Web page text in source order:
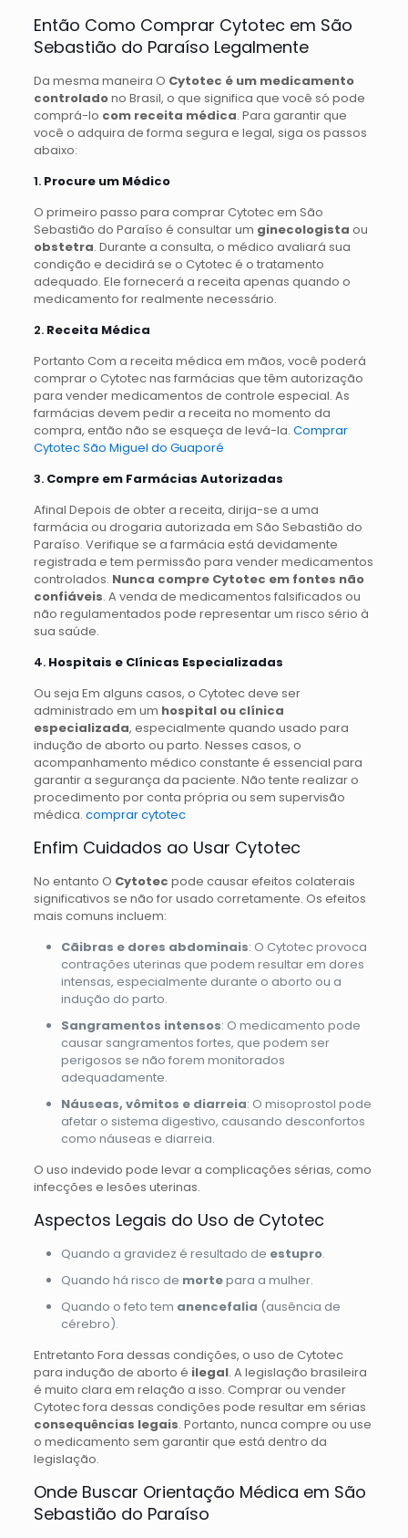
Então Como Comprar Cytotec em São
Sebastião do Paraíso Legalmente
Da mesma maneira O Cytotec é um medicamento
controladono Brasil, o que significa que você só pode
comprá-lo com receita médica. Para garantir que
você o adquira de forma segura e legal, siga os passos
abaixo:
1. Procure um Médico
O primeiro passo para comprar Cytotec em São
Sebastião do Paraíso é consultar um ginecologista ou
obstetra. Durante a consulta, o médico avaliará sua
condição e decidirá se o Cytotec é o tratamento
adequado. Ele fornecerá a receita apenas quando o
medicamento for realmente necessário.
2. Receita Médica
Portanto Com a receita médica em mãos, você poderá
comprar o Cytotec nas farmácias que têm autorização
para vender medicamentos de controle especial. As
farmácias devem pedir a receita no momento da
compra, então não se esqueça de levá-la. Comprar
Cytotec São Miguel do Guaporé
3. Compre em Farmácias Autorizadas
Afinal Depois de obter a receita, dirija-se a uma
farmácia ou drogaria autorizada em São Sebastião do
Paraíso. Verifique se a farmácia está devidamente
registrada e tem permissão para vender medicamentos
controlados. Nunca compre Cytotec em fontes não
confiáveis. A venda de medicamentos falsificados ou
não regulamentados pode representar um risco sério à
sua saúde.
4. Hospitais e Clínicas Especializadas
Ou seja Em alguns casos, o Cytotec deve ser
administrado em um hospital ou clínica
especializada, especialmente quando usado para
indução de aborto ou parto. Nesses casos, o
acompanhamento médico constante é essencial para
garantir a segurança da paciente. Não tente realizar o
procedimento por conta própria ou sem supervisão
médica. comprar cytotec
Enfim Cuidados ao Usar Cytotec
No entanto O Cytotec pode causar efeitos colaterais
significativos se não for usado corretamente. Os efeitos
mais comuns incluem:
Cãibras e dores abdominais: O Cytotec provoca
contrações uterinas que podem resultar em dores
intensas, especialmente durante o aborto ou a
indução do parto.
Sangramentos intensos: O medicamento pode
causar sangramentos fortes, que podem ser
perigosos se não forem monitorados
adequadamente.
Náuseas, vômitos e diarreia: O misoprostol pode
afetar o sistema digestivo, causando desconfortos
como náuseas e diarreia.
O uso indevido pode levar a complicações sérias, como
infecções e lesões uterinas.
Aspectos Legais do Uso de Cytotec
Quando a gravidez é resultado de estupro.
Quando há risco de mortepara a mulher.
Quando o feto tem anencefalia (ausência de
cérebro).
Entretanto Fora dessas condições, o uso de Cytotec
para indução de aborto é ilegal. A legislação brasileira
é muito clara em relação a isso. Comprar ou vender
Cytotec fora dessas condições pode resultar em sérias
consequências legais. Portanto, nunca compre ou use
o medicamento sem garantir que está dentro da
legislação.
Onde Buscar Orientação Médica em São
Sebastião do Paraíso